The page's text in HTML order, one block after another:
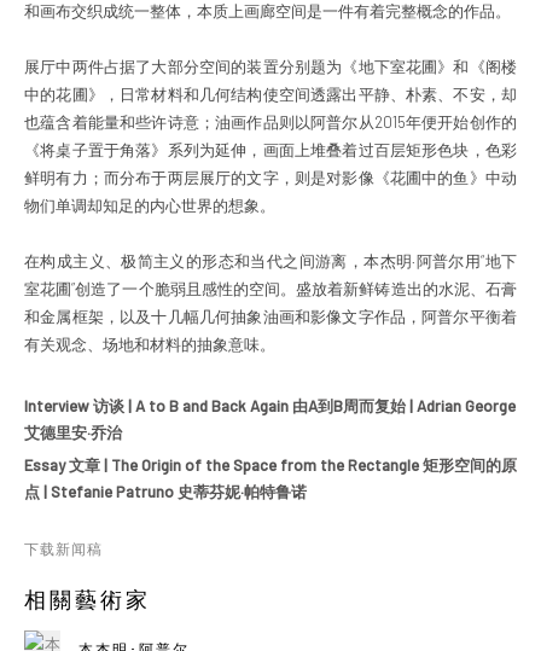
和画布交织成统一整体，本质上画廊空间是一件有着完整概念的作品。
展厅中两件占据了大部分空间的装置分别题为《地下室花圃》和《阁楼
中的花圃》，日常材料和几何结构使空间透露出平静、朴素、不安，却
也蕴含着能量和些许诗意；油画作品则以阿普尔从2015年便开始创作的
《将桌子置于角落》系列为延伸，画面上堆叠着过百层矩形色块，色彩
鲜明有力；而分布于两层展厅的文字，则是对影像《花圃中的鱼》中动
物们单调却知足的内心世界的想象。
在构成主义、极简主义的形态和当代之间游离，本杰明·阿普尔用“地下
室花圃”创造了一个脆弱且感性的空间。盛放着新鲜铸造出的水泥、石膏
和金属框架，以及十几幅几何抽象油画和影像文字作品，阿普尔平衡着
有关观念、场地和材料的抽象意味。
Interview 访谈 | A to B and Back Again 由A到B周而复始 | Adrian George
艾德里安·乔治
Essay 文章 | The Origin of the Space from the Rectangle 矩形空间的原
点 | Stefanie Patruno 史蒂芬妮·帕特鲁诺
下载新闻稿
相關藝術家